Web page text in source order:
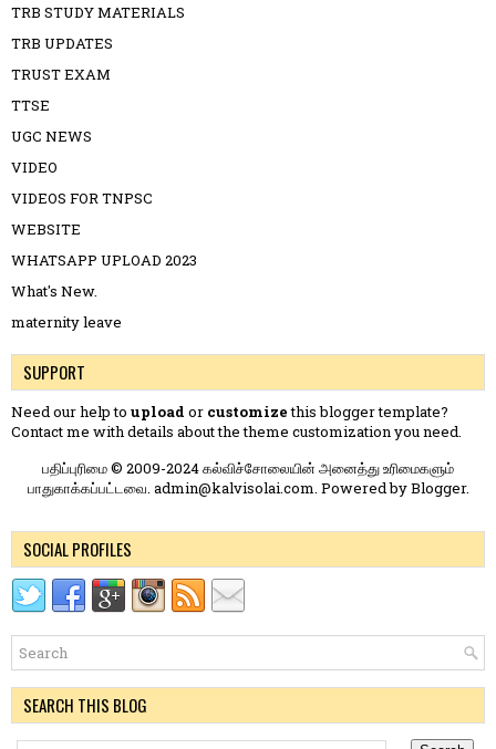
TRB STUDY MATERIALS
TRB UPDATES
TRUST EXAM
TTSE
UGC NEWS
VIDEO
VIDEOS FOR TNPSC
WEBSITE
WHATSAPP UPLOAD 2023
What's New.
maternity leave
SUPPORT
Need our help to upload or customizethis blogger template?
Contact me with details about the theme customization you need.
பதிப்புரிமை © 2009-2024 கல்விச்சோலையின் அனைத்து உரிமைகளும்
பாதுகாக்கப்பட்டவை. admin@kalvisolai.com. Powered byBlogger.
SOCIAL PROFILES
SEARCH THIS BLOG